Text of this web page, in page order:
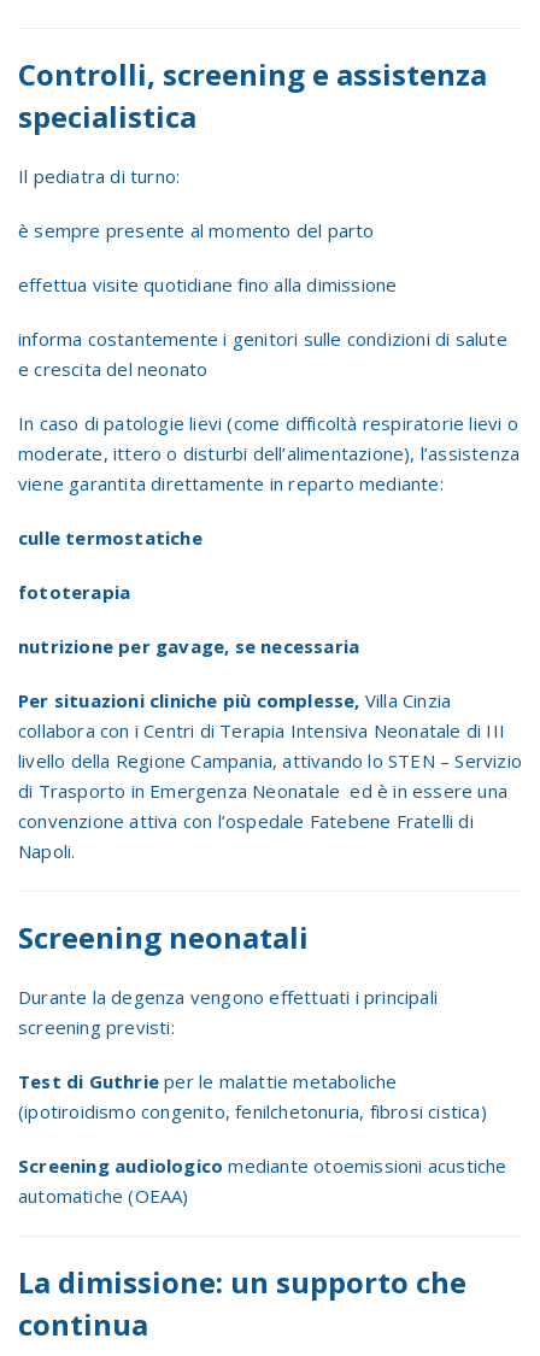
Controlli, screening e assistenza
specialistica
Il pediatra di turno:
è sempre presente al momento del parto
effettua visite quotidiane fino alla dimissione
informa costantemente i genitori sulle condizioni di salute
e crescita del neonato
In caso di patologie lievi (come difficoltà respiratorie lievi o
moderate, ittero o disturbi dell’alimentazione), l’assistenza
viene garantita direttamente in reparto mediante:
culle termostatiche
fototerapia
nutrizione per gavage, se necessaria
Per situazioni cliniche più complesse, Villa Cinzia
collabora con i Centri di Terapia Intensiva Neonatale di III
livello della Regione Campania, attivando lo STEN – Servizio
di Trasporto in Emergenza Neonatale ed è in essere una
convenzione attiva con l’ospedale Fatebene Fratelli di
Napoli.
Screening neonatali
Durante la degenza vengono effettuati i principali
screening previsti:
Test di Guthrie per le malattie metaboliche
(ipotiroidismo congenito, fenilchetonuria, fibrosi cistica)
Screening audiologico mediante otoemissioni acustiche
automatiche (OEAA)
La dimissione: un supporto che
continua